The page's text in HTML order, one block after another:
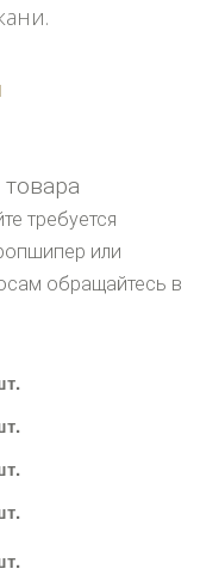
требуется
или
обращайтесь в